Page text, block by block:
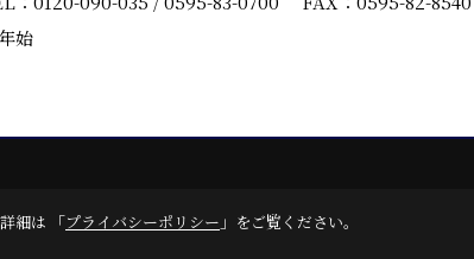
始
細は 「プライバシーポリシー 」をご覧ください。